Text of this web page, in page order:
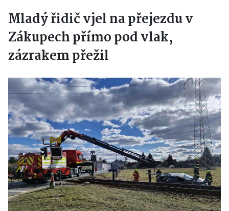
Mladý řidič vjel na přejezdu v
Zákupech přímo pod vlak,
zázrakem přežil